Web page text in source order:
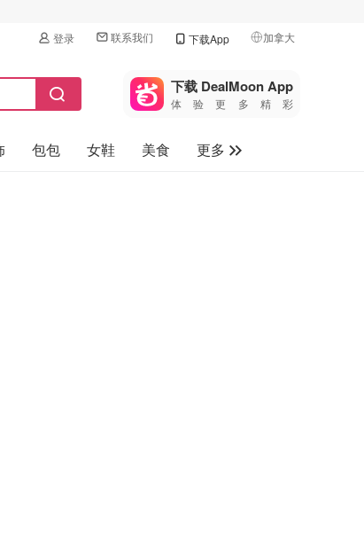
登录 联系我们 下载App 加拿大
🇺🇸
美国
🇨🇳中国
🇨🇦加拿大
下载 DealMoon App
体验更多精彩
包包 女鞋 美食
更多